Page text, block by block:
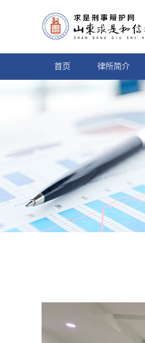
首页 律所简介